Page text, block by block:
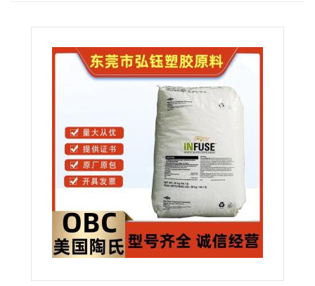
品